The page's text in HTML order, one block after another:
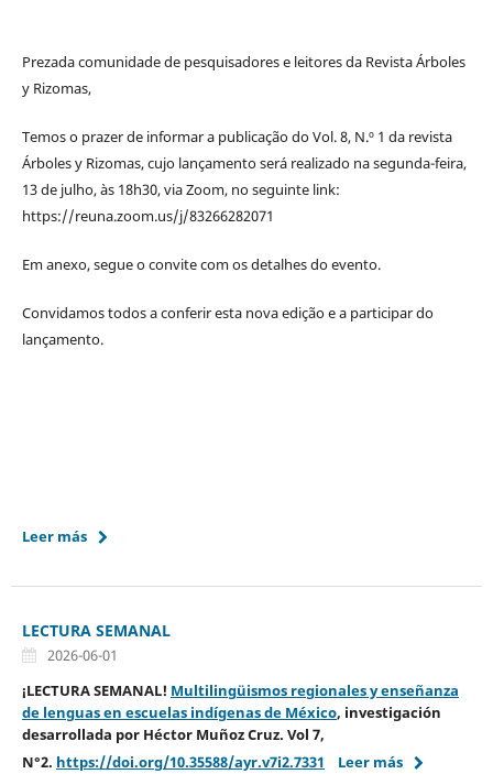
Prezada comunidade de pesquisadores e leitores da Revista Árboles
y Rizomas,
Temos o prazer de informar a publicação do Vol. 8, N.º 1 da revista
Árboles y Rizomas, cujo lançamento será realizado na segunda-feira,
13 de julho, às 18h30, via Zoom, no seguinte link:
https://reuna.zoom.us/j/83266282071
Em anexo, segue o convite com os detalhes do evento.
Convidamos todos a conferir esta nova edição e a participar do
lançamento.
Leer más
LECTURA SEMANAL
2026-06-01
¡LECTURA SEMANAL! Multilingüismos regionales y enseñanza
de lenguas en escuelas indígenas de México, investigación
desarrollada por Héctor Muñoz Cruz. Vol 7,
N°2. https://doi.org/10.35588/ayr.v7i2.7331 Leer más